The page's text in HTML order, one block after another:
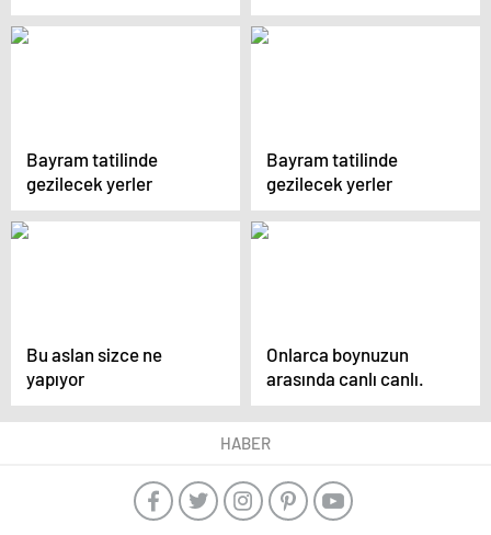
ediyor
Bayram tatilinde
gezilecek yerler
Bayram tatilinde
gezilecek yerler
Bu aslan sizce ne
yapıyor
Onlarca boynuzun
arasında canlı canlı.
HABER